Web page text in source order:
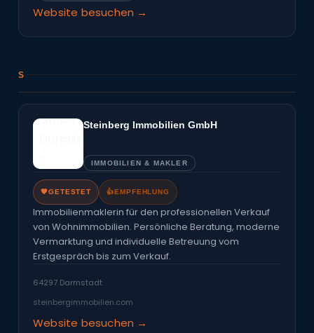
Website besuchen →
S
Steinberg Immobilien GmbH
IMMOBILIEN & MAKLER
🧡GETESTET 👍EMPFEHLUNG
Immobilienmaklerin für den professionellen Verkauf
von Wohnimmobilien. Persönliche Beratung, moderne
Vermarktung und individuelle Betreuung vom
Erstgespräch bis zum Verkauf.
64297 Darmstadt
steinbergimmobilien.com
Website besuchen →